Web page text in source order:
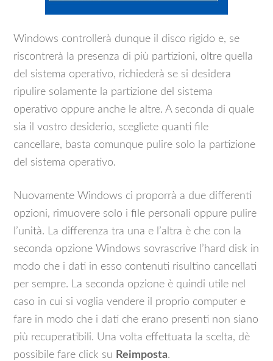
Windows controllerà dunque il disco rigido e, se
riscontrerà la presenza di più partizioni, oltre quella
del sistema operativo, richiederà se si desidera
ripulire solamente la partizione del sistema
operativo oppure anche le altre. A seconda di quale
sia il vostro desiderio, scegliete quanti file
cancellare, basta comunque pulire solo la partizione
del sistema operativo.
Nuovamente Windows ci proporrà a due differenti
opzioni, rimuovere solo i file personali oppure pulire
l’unità. La differenza tra una e l’altra è che con la
seconda opzione Windows sovrascrive l’hard disk in
modo che i dati in esso contenuti risultino cancellati
per sempre. La seconda opzione è quindi utile nel
caso in cui si voglia vendere il proprio computer e
fare in modo che i dati che erano presenti non siano
più recuperatibili. Una volta effettuata la scelta, dè
possibile fare click su Reimposta.